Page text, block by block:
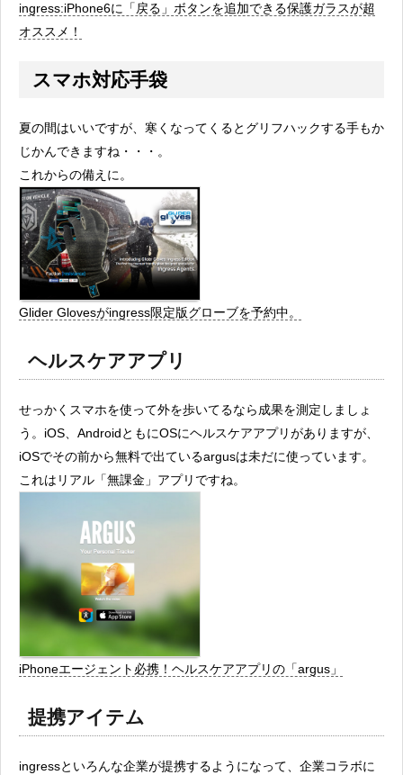
ingress:iPhone6に「戻る」ボタンを追加できる保護ガラスが超
オススメ！
スマホ対応手袋
夏の間はいいですが、寒くなってくるとグリフハックする手もか
じかんできますね・・・。
これからの備えに。
Glider Glovesがingress限定版グローブを予約中。
ヘルスケアアプリ
せっかくスマホを使って外を歩いてるなら成果を測定しましょ
う。iOS、AndroidともにOSにヘルスケアアプリがありますが、
iOSでその前から無料で出ているargusは未だに使っています。
これはリアル「無課金」アプリですね。
iPhoneエージェント必携！ヘルスケアアプリの「argus」
提携アイテム
ingressといろんな企業が提携するようになって、企業コラボに